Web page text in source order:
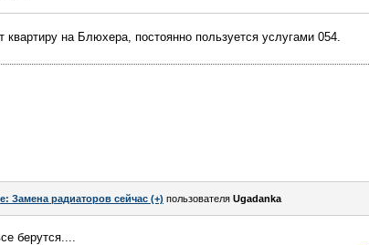
квартиру на Блюхера, постоянно пользуется услугами 054.
Замена радиаторов сейчас (+) пользователя Ugadanka
берутся....